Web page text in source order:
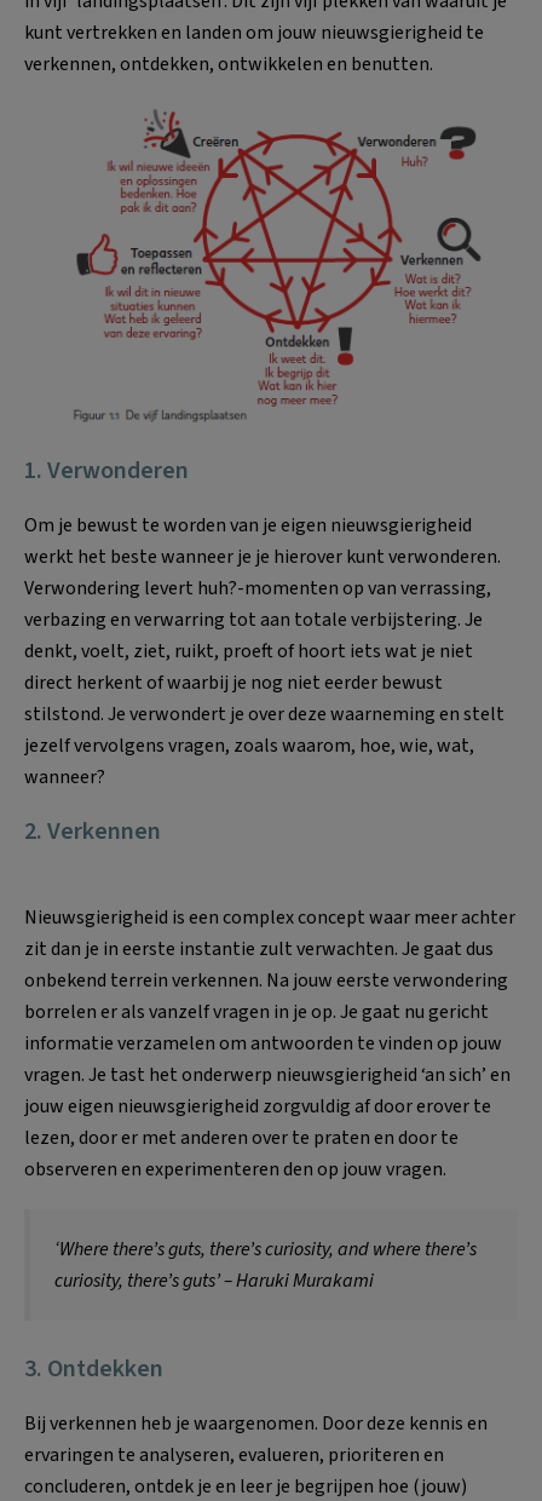
kunt vertrekken en landen om jouw nieuwsgierigheid te
verkennen, ontdekken, ontwikkelen en benutten.
1. Verwonderen
Om je bewust te worden van je eigen nieuwsgierigheid
werkt het beste wanneer je je hierover kunt verwonderen.
Verwondering levert huh?-momenten op van verrassing,
verbazing en verwarring tot aan totale verbijstering. Je
denkt, voelt, ziet, ruikt, proeft of hoort iets wat je niet
direct herkent of waarbij je nog niet eerder bewust
stilstond. Je verwondert je over deze waarneming en stelt
jezelf vervolgens vragen, zoals waarom, hoe, wie, wat,
wanneer?
2. Verkennen
Nieuwsgierigheid is een complex concept waar meer achter
zit dan je in eerste instantie zult verwachten. Je gaat dus
onbekend terrein verkennen. Na jouw eerste verwondering
borrelen er als vanzelf vragen in je op. Je gaat nu gericht
informatie verzamelen om antwoorden te vinden op jouw
vragen. Je tast het onderwerp nieuwsgierigheid ‘an sich’ en
jouw eigen nieuwsgierigheid zorgvuldig af door erover te
lezen, door er met anderen over te praten en door te
observeren en experimenteren den op jouw vragen.
‘Where there’s guts, there’s curiosity, and where there’s
curiosity, there’s guts’ – Haruki Murakami
3. Ontdekken
Bij verkennen heb je waargenomen. Door deze kennis en
ervaringen te analyseren, evalueren, prioriteren en
concluderen, ontdek je en leer je begrijpen hoe (jouw)